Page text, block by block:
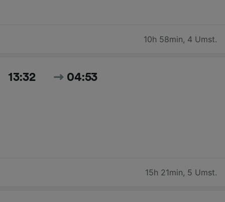
10h 58min, 4 Umst.
13:32 04:53
15h 21min, 5 Umst.